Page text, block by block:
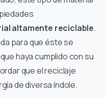
altamente reciclable.
para que éste se
haya cumplido con su
que el reciclaje
de diversa índole.